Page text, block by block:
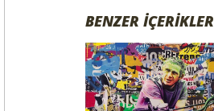
BENZER İÇERİKLER